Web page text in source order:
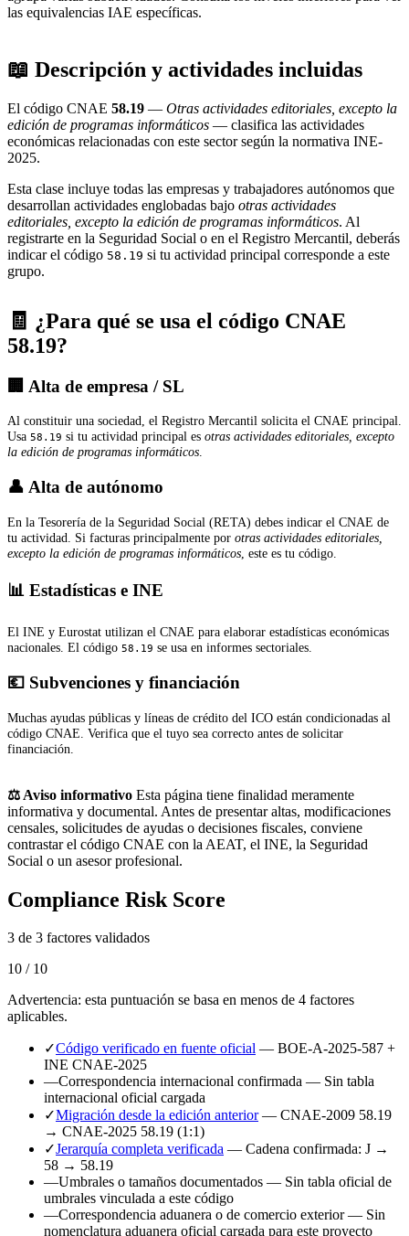
las equivalencias IAE específicas.
📖 Descripción y actividades incluidas
El código CNAE 58.19 — Otras actividades editoriales, excepto la
edición de programas informáticos — clasifica las actividades
económicas relacionadas con este sector según la normativa INE-
2025.
Esta clase incluye todas las empresas y trabajadores autónomos que
desarrollan actividades englobadas bajo otras actividades
editoriales, excepto la edición de programas informáticos. Al
registrarte en la Seguridad Social o en el Registro Mercantil, deberás
indicar el código 58.19 si tu actividad principal corresponde a este
grupo.
🧾 ¿Para qué se usa el código CNAE
58.19?
🏢 Alta de empresa / SL
Al constituir una sociedad, el Registro Mercantil solicita el CNAE principal.
Usa 58.19 si tu actividad principal es otras actividades editoriales, excepto
la edición de programas informáticos.
👤 Alta de autónomo
En la Tesorería de la Seguridad Social (RETA) debes indicar el CNAE de
tu actividad. Si facturas principalmente por otras actividades editoriales,
excepto la edición de programas informáticos , este es tu código.
📊 Estadísticas e INE
El INE y Eurostat utilizan el CNAE para elaborar estadísticas económicas
nacionales. El código 58.19 se usa en informes sectoriales.
💶 Subvenciones y financiación
Muchas ayudas públicas y líneas de crédito del ICO están condicionadas al
código CNAE. Verifica que el tuyo sea correcto antes de solicitar
financiación.
⚖️ Aviso informativo Esta página tiene finalidad meramente
informativa y documental. Antes de presentar altas, modificaciones
censales, solicitudes de ayudas o decisiones fiscales, conviene
contrastar el código CNAE con la AEAT, el INE, la Seguridad
Social o un asesor profesional.
Compliance Risk Score
3 de 3 factores validados
10 / 10
Advertencia: esta puntuación se basa en menos de 4 factores
aplicables.
✓Código verificado en fuente oficial — BOE-A-2025-587 +
INE CNAE-2025
—Correspondencia internacional confirmada — Sin tabla
internacional oficial cargada
✓Migración desde la edición anterior — CNAE-2009 58.19
→ CNAE-2025 58.19 (1:1)
✓Jerarquía completa verificada — Cadena confirmada: J →
58 → 58.19
—Umbrales o tamaños documentados — Sin tabla oficial de
umbrales vinculada a este código
—Correspondencia aduanera o de comercio exterior— Sin
nomenclatura aduanera oficial cargada para este proyecto